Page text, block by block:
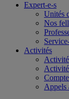
Expert-e-s
Unités
Nos
Activités
Appels